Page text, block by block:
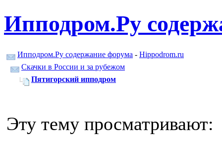
Ипподром.Ру
Ипподром.Ру содержание форума - Hippodrom.ru
Скачки в России и за рубежом
Пятигорский ипподром
Эту тему